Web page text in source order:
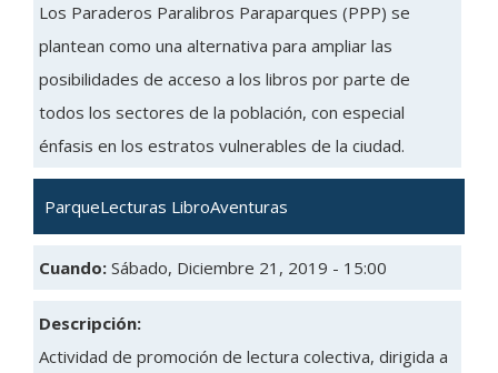
Los Paraderos Paralibros Paraparques (PPP) se
plantean como una alternativa para ampliar las
posibilidades de acceso a los libros por parte de
todos los sectores de la población, con especial
énfasis en los estratos vulnerables de la ciudad.
ParqueLecturas LibroAventuras
Cuando: Sábado, Diciembre 21, 2019 - 15:00
Descripción:
Actividad de promoción de lectura colectiva, dirigida a